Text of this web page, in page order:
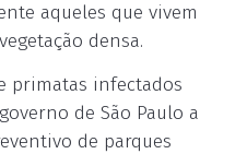
aqueles que vivem
densa.
primatas infectados
de São Paulo a
de parques